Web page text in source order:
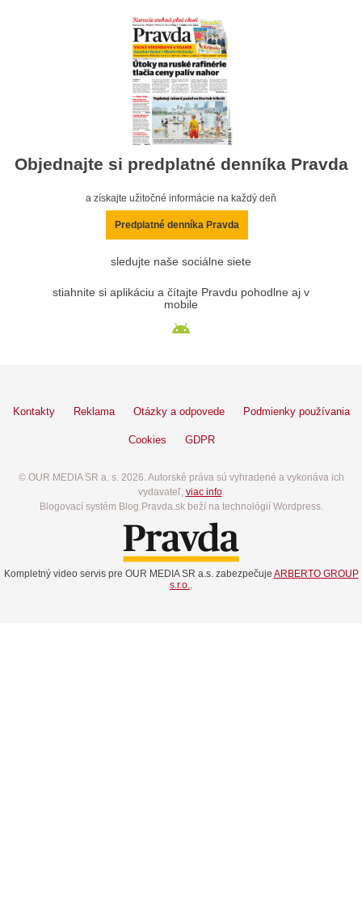
Objednajte si predplatné denníka Pravda
a získajte užitočné informácie na každý deň
Predplatné denníka Pravda
sledujte naše sociálne siete
stiahnite si aplikáciu a čítajte Pravdu pohodlne aj v
mobile
Kontakty Reklama Otázky a odpovede Podmienky používania
Cookies GDPR
© OUR MEDIA SR a. s. 2026. Autorské práva sú vyhradené a vykonáva ich
vydavateľ, viac info.
Blogovací systém Blog.Pravda.sk beží na technológií Wordpress.
Kompletný video servis pre OUR MEDIA SR a.s. zabezpečuje ARBERTO GROUP
s.r.o.